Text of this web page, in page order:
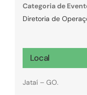
Categoria de
Diretoria de
Local
Jataí – GO.